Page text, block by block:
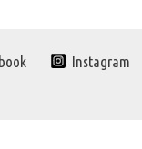
Instagram